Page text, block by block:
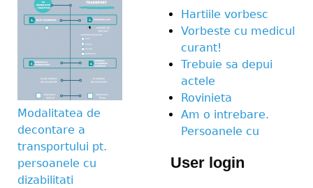
Modalitatea de
decontare a
transportului pt.
persoanele cu
dizabilitati
Hartiile vorbesc
Vorbeste cu medicul
curant!
Trebuie sa depui
actele
Rovinieta
Am o intrebare.
Persoanele cu
User login